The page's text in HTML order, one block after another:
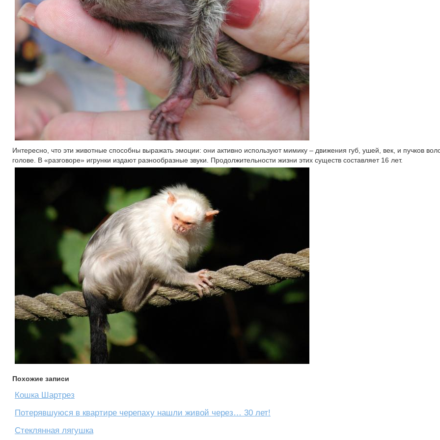
Интересно, что эти животные способны выражать эмоции: они активно используют мимику – движения губ, ушей, век, и пучков
голове. В «разговоре» игрунки издают разнообразные звуки. Продолжительности жизни этих существ составляет 16 лет.
Похожие записи
Кошка Шартрез
Потерявшуюся в квартире черепаху нашли живой через… 30 лет!
Стеклянная лягушка